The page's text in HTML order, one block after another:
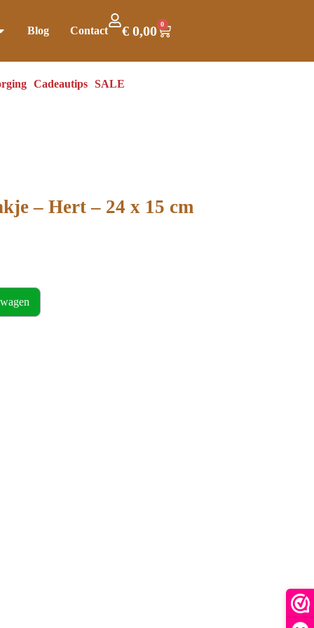
Blog Contact €0,00 0
Cadeautips SALE
– Hert – 24 x 15 cm